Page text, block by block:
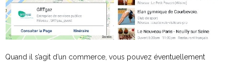
Quand il s’agit d’un commerce, vous pouvez éventuellement